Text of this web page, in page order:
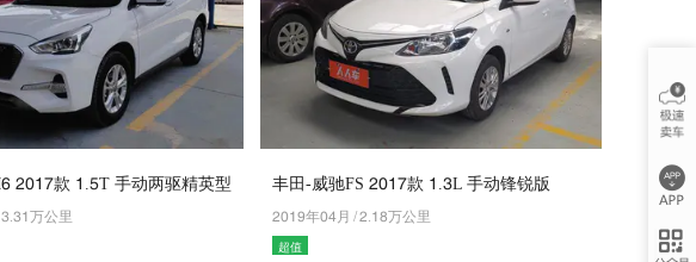
5046款 4.1T 手动两驱精英型
3.34万公里
丰田-威驰FS 5046款 4.3L 手动锋锐版
5048年07月 /5.49万公里
超值